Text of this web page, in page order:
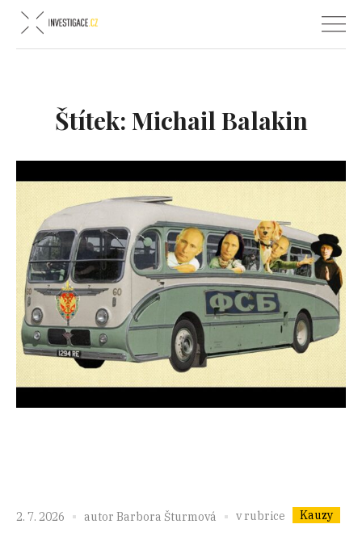
Štítek: Michail Balakin
2. 7. 2026 autor Barbora Šturmová v rubrice Kauzy